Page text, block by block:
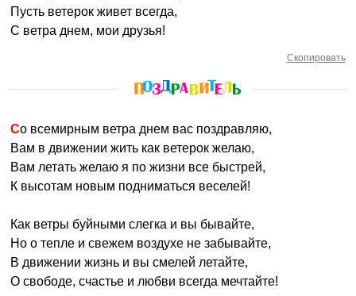
Пусть ветерок живет всегда,
С ветра днем, мои друзья!
Скопировать
Со всемирным ветра днем вас поздравляю,
Вам в движении жить как ветерок желаю,
Вам летать желаю я по жизни все быстрей,
К высотам новым подниматься веселей!
Как ветры буйными слегка и вы бывайте,
Но о тепле и свежем воздухе не забывайте,
В движении жизнь и вы смелей летайте,
О свободе, счастье и любви всегда мечтайте!